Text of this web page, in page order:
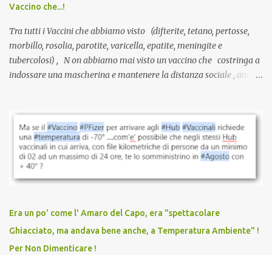
L’unico atto richiesto è una fi...
Vaccino che...!
Tra tutti i Vaccini che abbiamo visto (difterite, tetano, pertosse,
morbillo, rosolia, parotite, varicella, epatite, meningite e
tubercolosi) , N on abbiamo mai visto un vaccino che costringa a
indossare una mascherina e mantenere la distanza sociale , anche
vaccinazione. Non avevamo mai sentito parlare di ricompense,
sconti, incentivi per vaccinarsi. Non avevamo mai visto
discriminazioni per coloro che non l’hanno fatto. Se non sei stato
vaccinato, nessuno aveva prima cercato di farti sentire una
persona cattiva. Non avevamo mai visto un vaccino che minacci le
vaccino usato per minacciare i mezzi di sussistenza, il lavoro o la
scuola. Non avevamo mai visto un vaccino che permettesse a un
dodicenne di ignorare il consenso dei genitori. Dopo tutti i vaccini
che abbiamo elencato sopra...
Era un po' come l' Amaro del Capo, era "spettacolare
Ghiacciato, ma andava bene anche, a Temperatura Ambiente" !
Per Non Dimenticare !